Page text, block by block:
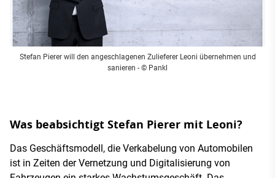
Stefan Pierer will den angeschlagenen Zulieferer Leoni übernehmen und
sanieren - © Pankl
Was beabsichtigt Stefan Pierer mit Leoni?
Das Geschäftsmodell, die Verkabelung von Automobilen
ist in Zeiten der Vernetzung und Digitalisierung von